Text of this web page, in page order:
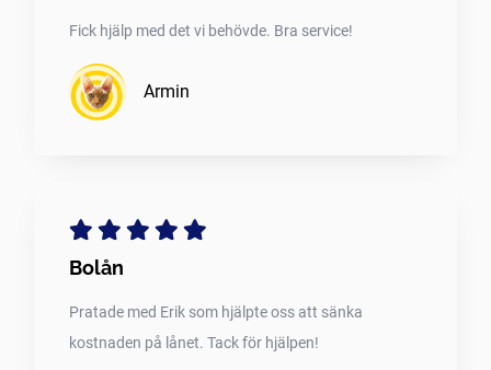
Fick hjälp med det vi behövde. Bra service!
Armin
Bolån
Pratade med Erik som hjälpte oss att sänka
kostnaden på lånet. Tack för hjälpen!